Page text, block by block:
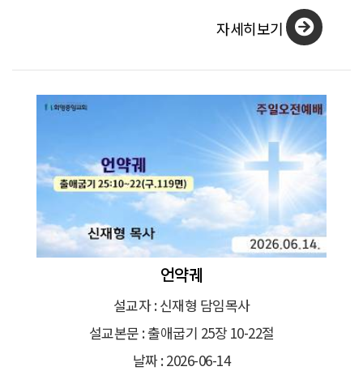
자세히보기
언약궤
설교자 : 신재형 담임목사
설교본문 : 출애굽기 25장 10-22절
날짜 : 2026-06-14